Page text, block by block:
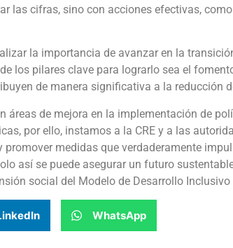
las cifras, sino con acciones efectivas,
la importancia de avanzar en la
los pilares clave para lograrlo sea el
de manera significativa a la reducción
áreas de mejora en la implementación de
por ello, instamos a la CRE y a las
medidas que verdaderamente
así se puede asegurar un futuro
social del Modelo de Desarrollo Inclusivo
WhatsApp